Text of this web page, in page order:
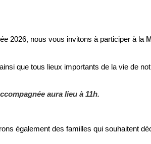
2026, nous vous invitons à participer à la
que tous lieux importants de la vie de
aura lieu à 11h.
également des familles qui souhaitent